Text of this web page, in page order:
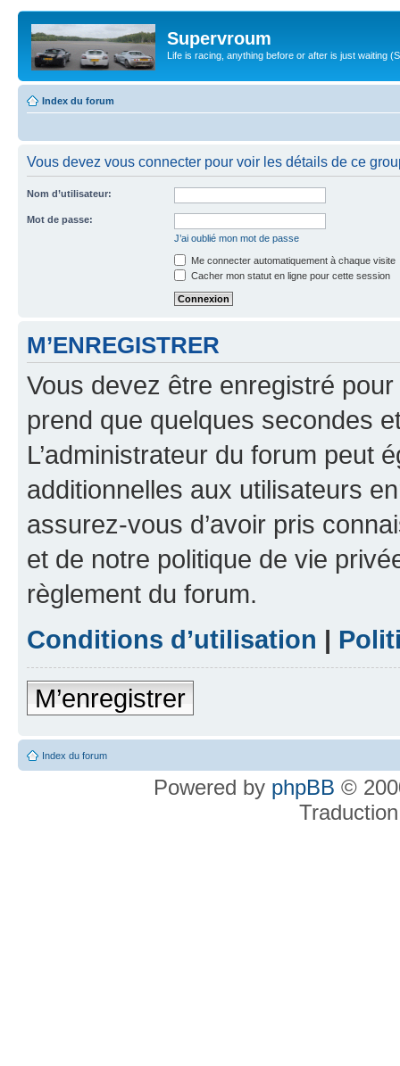
Supervroum
Life is racing, anything before or after is just waiting
Index du forum
Vous devez vous connecter pour voir les détails de ce
Nom d’utilisateur:
Mot de passe:
J’ai oublié mon mot de passe
Me connecter automatiquement à chaque visite
Cacher mon statut en ligne pour cette session
M’ENREGISTRER
Vous devez être enregistré
prend que quelques secondes
L’administrateur du forum peut
additionnelles aux utilisateurs
assurez-vous d’avoir pris
et de notre politique de vie
règlement du forum.
Conditions d’utilisation |
M’enregistrer
Index du forum
Powered by phpBB ©